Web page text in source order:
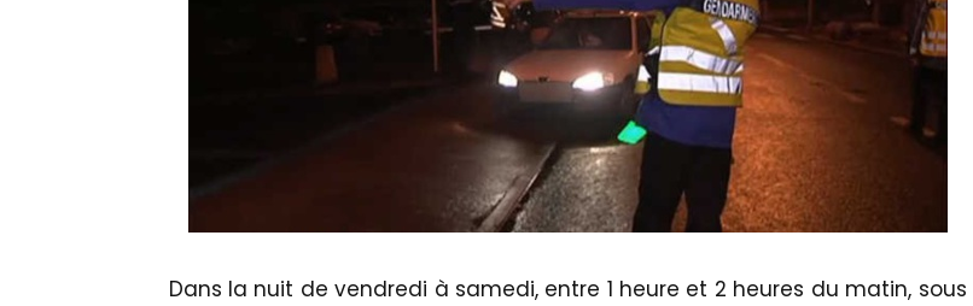
Dans la nuit de vendredi à samedi, entre 1 heure et 2 heures du matin, sous